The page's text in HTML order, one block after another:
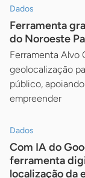
Dados
Ferramenta
do Noroeste
Ferramenta Alvo
geolocalização
público,
empreender
Dados
Com IA do
ferramenta
localização da